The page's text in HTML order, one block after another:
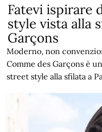
Fatevi ispirare
style vista alla
Garçons
Moderno, non
Comme des Garçons è
street style alla sfilata a